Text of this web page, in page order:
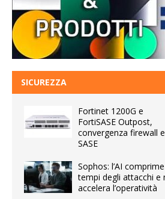
SICUREZZA
Fortinet 1200G e
FortiSASE Outpost,
convergenza firewall e
SASE
Sophos: l’AI
tempi degli attacchi e
accelera l’operatività